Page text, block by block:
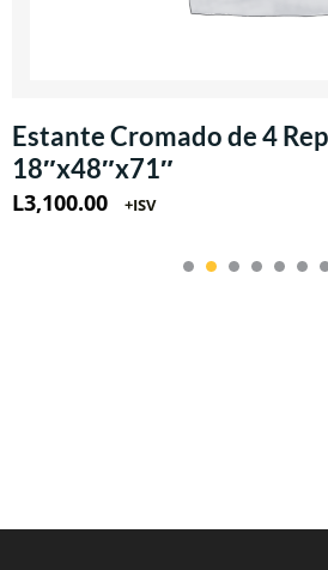
Estante Cromado de 4
18″x48″x71″
L3,100.00 +ISV